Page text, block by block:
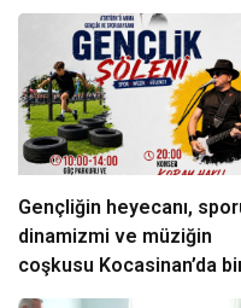
Gençliğin heyecanı,
dinamizmi ve müziğin
coşkusu Kocasinan’da
araya geliyor!